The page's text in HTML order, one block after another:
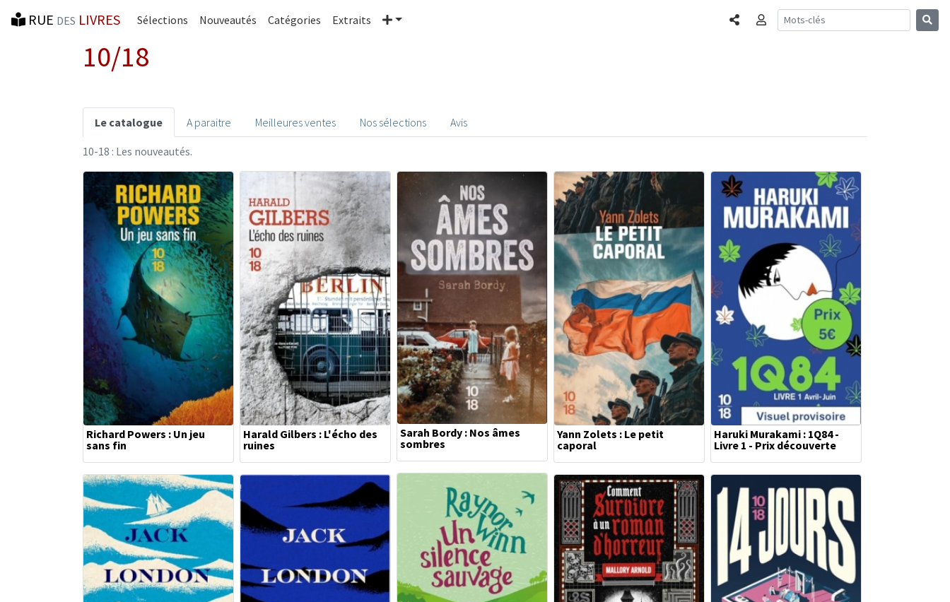
RUE DES LIVRES Sélections Nouveautés Catégories Extraits Plus PartagerConnexion
10/18
Le catalogue A paraitre Meilleures ventes Nos sélections Avis
10-18 : Les nouveautés.
Richard Powers : Un jeu
sans fin
Harald Gilbers : L'écho des
ruines
Sarah Bordy : Nos âmes
sombres
Yann Zolets : Le petit
caporal
Haruki Murakami : 1Q84 -
Livre 1 - Prix découverte